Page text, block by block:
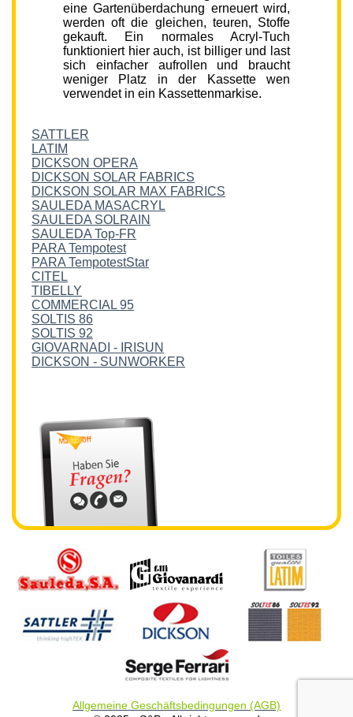
eine Gartenüberdachung erneuert wird,
werden oft die gleichen, teuren, Stoffe
gekauft. Ein normales Acryl-Tuch
funktioniert hier auch, ist billiger und last
sich einfacher aufrollen und braucht
weniger Platz in der Kassette wen
verwendet in ein Kassettenmarkise.
SATTLER
LATIM
DICKSON OPERA
DICKSON SOLAR FABRICS
DICKSON SOLAR MAX FABRICS
SAULEDA MASACRYL
SAULEDA SOLRAIN
SAULEDA Top-FR
PARA Tempotest
PARA TempotestStar
CITEL
TIBELLY
COMMERCIAL 95
SOLTIS 86
SOLTIS 92
GIOVARNADI - IRISUN
DICKSON - SUNWORKER
Allgemeine Geschäftsbedingungen (AGB)